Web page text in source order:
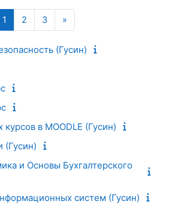
1 Страница 1
2 Страница 2
3Страница 3
»
(Гусин)
в MOODLE (Гусин)
(Гусин)
и Основы Бухгалтерского
систем (Гусин)